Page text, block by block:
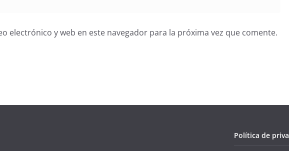
electrónico y web en este navegador para la próxima vez que comente.
Política de